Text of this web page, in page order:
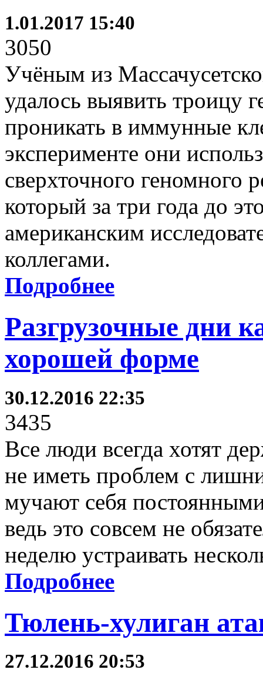
1.01.2017 15:40
3050
Учёным из
удалось выявить
проникать в иммунные
эксперименте они
сверхточного геномного
который за три года до
американским
коллегами.
Подробнее
Разгрузочные дни
хорошей форме
30.12.2016 22:35
3435
Все люди всегда хотят
не иметь проблем с
мучают себя
ведь это совсем не
неделю устраивать
Подробнее
Тюлень-хулиган
27.12.2016 20:53